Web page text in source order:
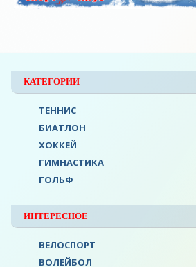
КАТЕГОРИИ
ТЕННИС
БИАТЛОН
ХОККЕЙ
ГИМНАСТИКА
ГОЛЬФ
ИНТЕРЕСНОЕ
ВЕЛОСПОРТ
ВОЛЕЙБОЛ